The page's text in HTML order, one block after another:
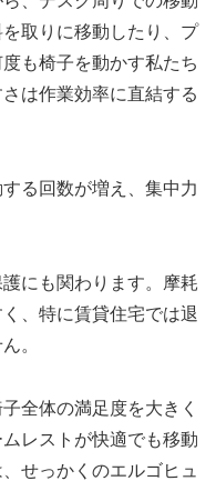
取りに移動したり、プ
も椅子を動かす私たち
は作業効率に直結する
る回数が増え、集中力
にも関わります。摩耗
、特に賃貸住宅では退
。
全体の満足度を大きく
レストが快適でも移動
せっかくのエルゴヒュ